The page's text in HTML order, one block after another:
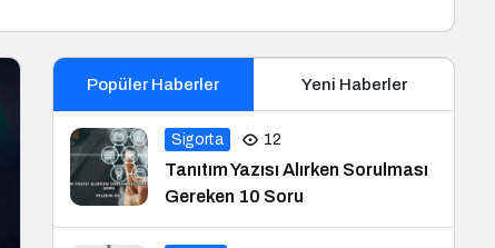
Popüler Haberler Yeni Haberler
Sigorta 12
Tanıtım Yazısı Alırken Sorulması
Gereken 10 Soru